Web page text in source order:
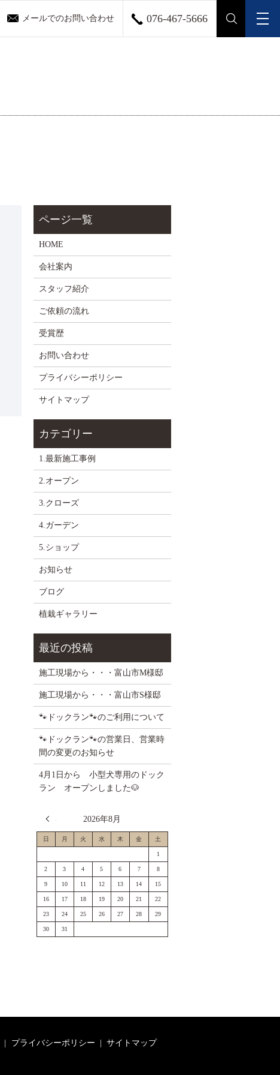
メールでのお問い合わせ 076-467-5666
HOME
会社案内
スタッフ紹介
ご依頼の流れ
受賞歴
お問い合わせ
プライバシーポリシー
サイトマップ
1.最新施工事例
2.オープン
3.クローズ
4.ガーデン
5.ショップ
お知らせ
ブログ
植栽ギャラリー
施工現場から・・・富山市M様邸
施工現場から・・・富山市S様邸
🐾ドックラン🐾のご利用について
🐾ドックラン🐾の営業日、営業時
間の変更のお知らせ
4月1日から 小型犬専用のドック
ラン オープンしました🐶
2026年8月
日 月 火 水 木 金 土
1
2 3 4 5 6 7 8
9 10 11 12 13 14 15
16 17 18 19 20 21 22
23 24 25 26 27 28 29
30 31
プライバシーポリシー サイトマップ